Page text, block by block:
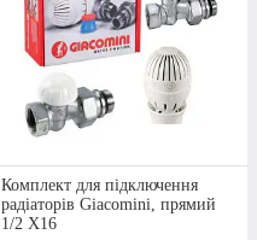
Комплект для підключення
радіаторів Giacomini, прямий
1/2 X16